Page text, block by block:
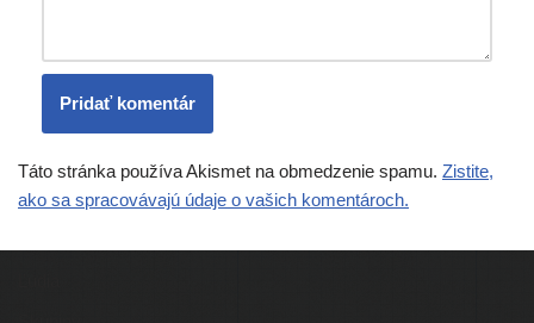
Táto stránka používa Akismet na obmedzenie spamu. Zistite,
ako sa spracovávajú údaje o vašich komentároch.